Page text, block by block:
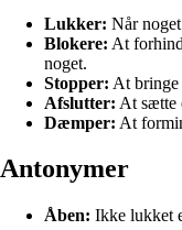
Lukker: Når
Blokere: At
noget.
Stopper: At bringe
Afslutter: At sætte
Dæmper: At
Antonymer
Åben: Ikke lukket